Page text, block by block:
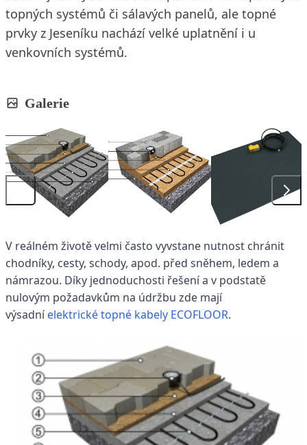
topných systémů či sálavých panelů, ale topné
prvky z Jeseníku nachází velké uplatnění i u
venkovních systémů.
Galerie
V reálném životě velmi často vyvstane nutnost chránit
chodníky, cesty, schody, apod. před sněhem, ledem a
námrazou. Díky jednoduchosti řešení a v podstatě
nulovým požadavkům na údržbu zde mají
výsadníelektrické topné kabely ECOFLOOR.